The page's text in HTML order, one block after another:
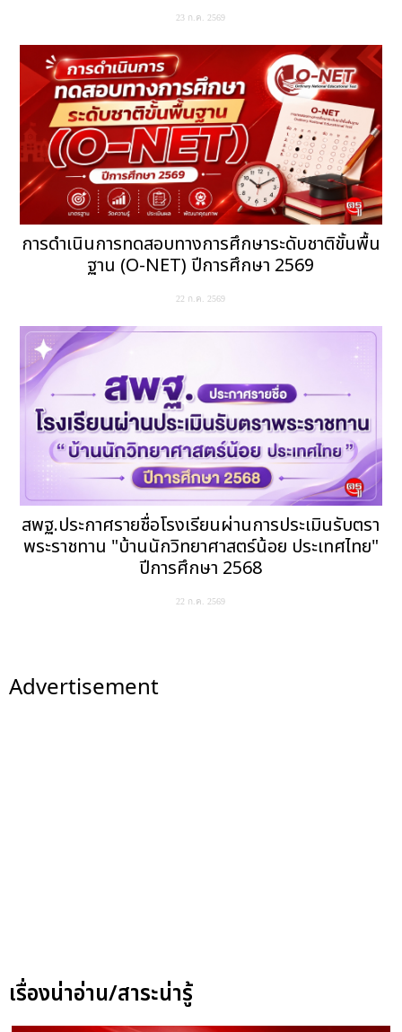
23 ก.ค. 2569
การดำเนินการทดสอบทางการศึกษาระดับชาติขั้นพื้น
ฐาน (O-NET) ปีการศึกษา 2569
22 ก.ค. 2569
สพฐ.ประกาศรายชื่อโรงเรียนผ่านการประเมินรับตรา
พระราชทาน "บ้านนักวิทยาศาสตร์น้อย ประเทศไทย"
ปีการศึกษา 2568
22 ก.ค. 2569
Advertisement
เรื่องน่าอ่าน/สาระน่ารู้